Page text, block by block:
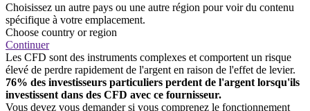
Choisissez un autre pays ou une autre région pour voir du contenu
spécifique à votre emplacement.
Choose country or region
Continuer
Les CFD sont des instruments complexes et comportent un risque
élevé de perdre rapidement de l'argent en raison de l'effet de levier.
76% des investisseurs particuliers perdent de l'argent lorsqu'ils
investissent dans des CFD avec ce fournisseur.
Vous devez vous demander si vous comprenez le fonctionnement